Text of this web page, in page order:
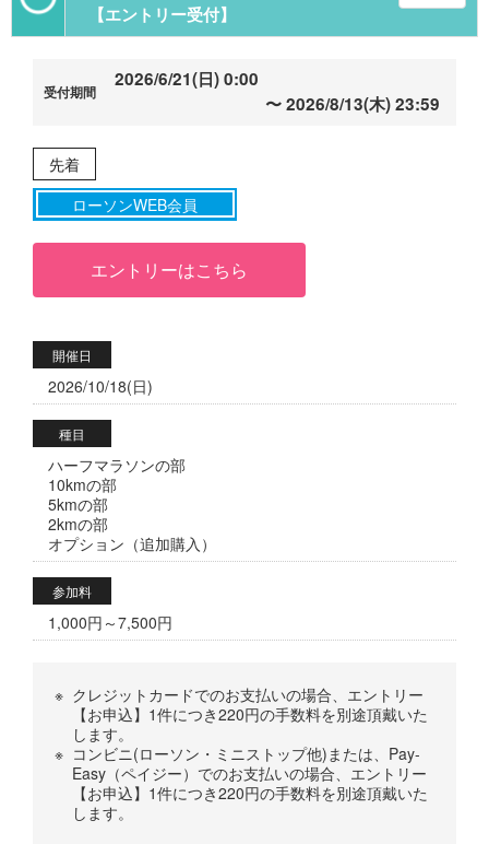
【エントリー受付】
2026/6/21(日) 0:00
2026/8/13(木) 23:59
先着
ローソンWEB会員
エントリーはこちら
開催日
2026/10/18(日)
種目
ハーフマラソンの部
10kmの部
5kmの部
2kmの部
オプション（追加購入）
参加料
1,000円～7,500円
※ クレジットカードでのお支払いの場合、エントリー
【お申込】1件につき220円の手数料を別途頂戴いた
します。
※ コンビニ(ローソン・ミニストップ他)または、Pay-
Easy（ペイジー）でのお支払いの場合、エントリー
【お申込】1件につき220円の手数料を別途頂戴いた
します。